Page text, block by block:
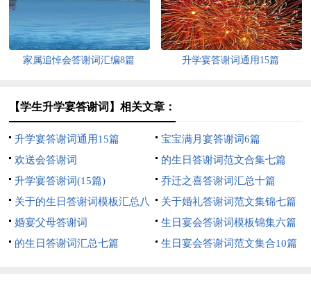
家属追悼会答谢词汇编8篇 升学宴答谢词通用15篇
【学生升学宴答谢词】相关文章：
升学宴答谢词通用15篇
宝宝满月宴答谢词6篇
欢送会答谢词
的生日答谢词范文合集七篇
升学宴答谢词(15篇)
乔迁之喜答谢词汇总十篇
关于的生日答谢词模板汇总八
篇
关于婚礼答谢词范文集锦七篇
婚宴父母答谢词
生日宴会答谢词模板锦集六篇
的生日答谢词汇总七篇
生日宴会答谢词范文集合10篇